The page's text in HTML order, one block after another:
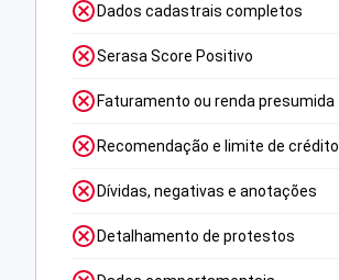
Dados cadastrais completos
Serasa Score Positivo
Faturamento ou renda presumida
Recomendação e limite de crédito
Dívidas, negativas e anotações
Detalhamento de protestos